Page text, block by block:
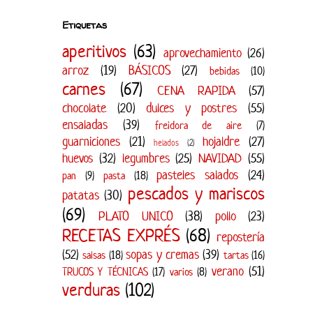
Etiquetas
aperitivos (63) aprovechamiento (26)
arroz
(19) BÁSICOS (27) bebidas (10)
carnes (67) CENA RAPIDA
(57)
chocolate
(20) dulces y postres
(55)
ensaladas
(39) freidora de aire (7)
guarniciones (21) helados (2) hojaldre (27)
huevos (32) legumbres (25) NAVIDAD (55)
pan (9) pasta (18) pasteles salados
(24)
patatas (30) pescados y mariscos
(69)
PLATO UNICO (38) pollo (23)
RECETAS EXPRÉS (68) repostería
(52) salsas (18) sopas y cremas (39) tartas (16)
TRUCOS Y TÉCNICAS (17) varios (8) verano (51)
verduras (102)